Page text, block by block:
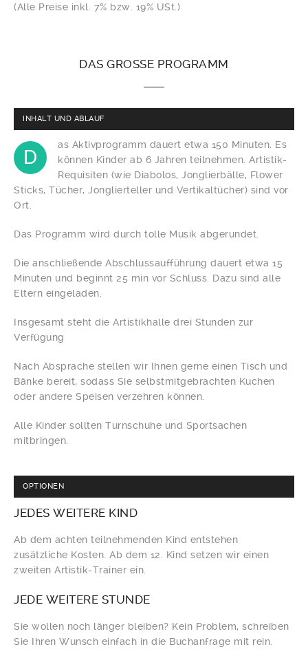
(Alle Preise inkl. 7% bzw. 19% USt.)
DASGROSSE PROGRAMM
INHALT UND ABLAUF
D
as Aktivprogramm dauert etwa 150 Minuten. Es
können Kinder ab 6 Jahren teilnehmen. Artistik-
Requisiten (wie Diabolos, Jonglierbälle, Flower
Sticks, Tücher, Jonglierteller und Vertikaltücher) sind vor
Ort.
Das Programm wird durch tolle Musik abgerundet.
Die anschließende Abschlussaufführung dauert etwa 15
Minuten und beginnt 25 min vor Schluss. Dazu sind alle
Eltern eingeladen.
Insgesamt steht die Artistikhalle drei Stunden zur
Verfügung
Nach Absprache stellen wir Ihnen gerne einen Tisch und
Bänke bereit, sodass Sie selbstmitgebrachten Kuchen
oder andere Speisen verzehren können.
Alle Kinder sollten Turnschuhe und Sportsachen
mitbringen.
OPTIONEN
JEDES WEITERE KIND
Ab dem achten teilnehmenden Kind entstehen
zusätzliche Kosten. Ab dem 12. Kind setzen wir einen
zweiten Artistik-Trainer ein.
JEDE WEITERE STUNDE
Sie wollen noch länger bleiben? Kein Problem, schreiben
Sie Ihren Wunsch einfach in die Buchanfrage mit rein.